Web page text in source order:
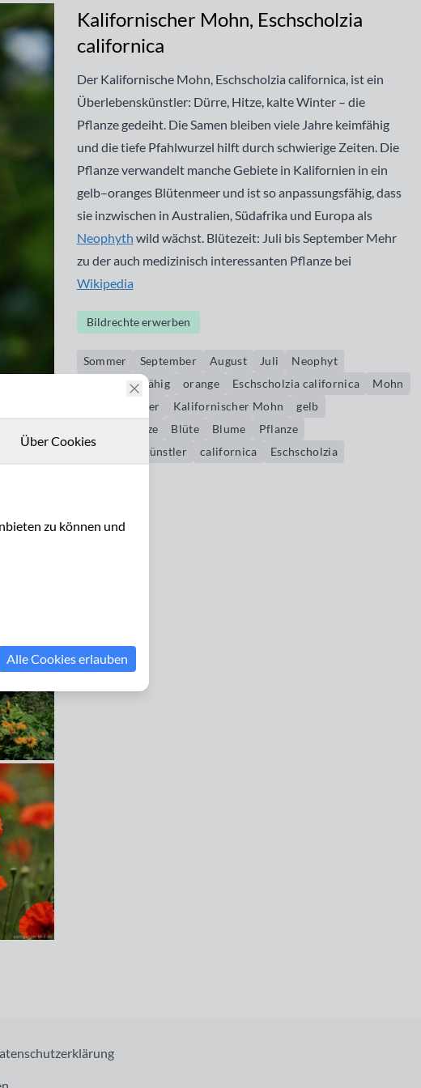
Kalifornischer Mohn, Eschscholzia
californica
Der Kalifornische Mohn, Eschscholzia californica, ist ein
Überlebenskünstler: Dürre, Hitze, kalte Winter – die
Pflanze gedeiht. Die Samen bleiben viele Jahre keimfähig
und die tiefe Pfahlwurzel hilft durch schwierige Zeiten. Die
Pflanze verwandelt manche Gebiete in Kalifornien in ein
gelb–oranges Blütenmeer und ist so anpassungsfähig, dass
sie inzwischen in Australien, Südafrika und Europa als
Neophyth wild wächst. Blütezeit: Juli bis September Mehr
zu der auch medizinisch interessanten Pflanze bei
Wikipedia
Bildrechte erwerben
Sommer September August Juli
Neophyt
anpassungsfähig
orange Eschscholzia californica
Mohn
Kalifornischer
Kalifornischer Mohn
gelb
Gartenpflanze
Blüte Blume
Pflanze
Überlebenskünstler
californica Eschscholzia
Über Cookies
zu können und
Alle Cookies erlauben